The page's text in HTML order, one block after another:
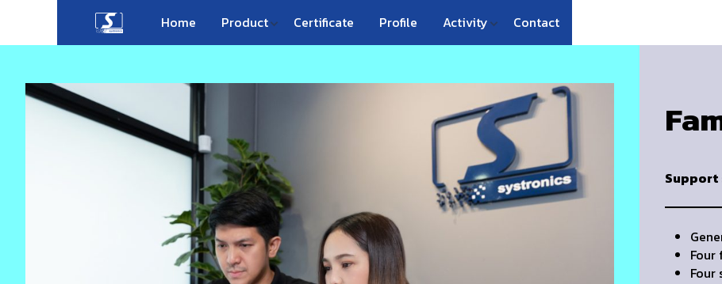
content
Home Product Certificate Profile Activity Contact
Four